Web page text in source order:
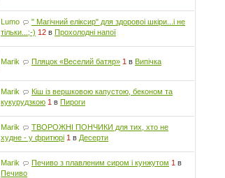
Lumo
" Магічний еліксир" для здоровоі шкіри...і не
тільки...;-) 12 вПрохолодні напої
Marik Пляцок «Веселий батяр» 1 вВипічка
Marik
Кіш із вершковою капустою, беконом та
кукурудзкою 1 вПироги
Marik
ТВОРОЖНІ ПОНЧИКИ для тих, хто не
худне - у фритюрі 1 в Десерти
Marik Печиво з плавленим сиром і кунжутом 1 в
Печиво